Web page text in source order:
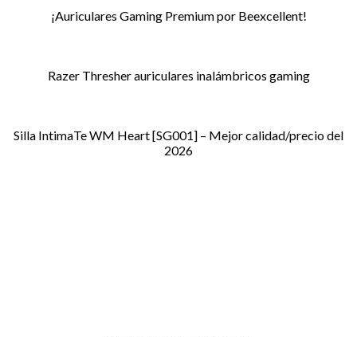
¡Auriculares Gaming Premium por Beexcellent!
Razer Thresher auriculares inalámbricos gaming
Silla IntimaTe WM Heart [SG001] – Mejor calidad/precio del
2026